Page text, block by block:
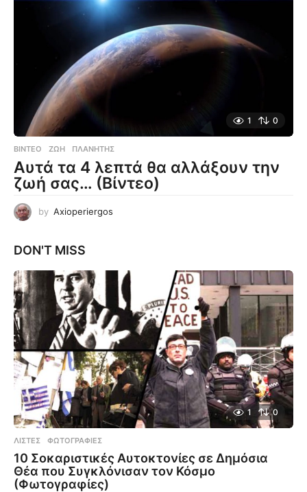
1 0
ΒΊΝΤΕΟ ΖΩΉ ,ΠΛΑΝΉΤΗΣ
Αυτά τα 4 λεπτά θα αλλάξουν την
ζωή σας… (Βίντεο)
by Axioperiergos
DON'T MISS
1 0
ΛΊΣΤΕΣ ,ΦΩΤΟΓΡΑΦΊΕΣ
10 Σοκαριστικές Αυτοκτονίες σε Δημόσια
Θέα που Συγκλόνισαν τον Κόσμο
(Φωτογραφίες)